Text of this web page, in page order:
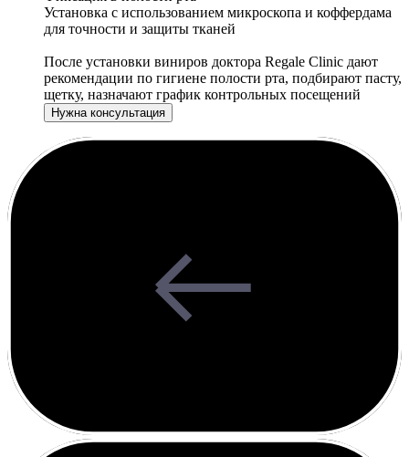
Установка с использованием микроскопа и коффердама
для точности и защиты тканей
После установки виниров доктора Regale Clinic дают
рекомендации по гигиене полости рта, подбирают пасту,
щетку, назначают график контрольных посещений
Нужна консультация